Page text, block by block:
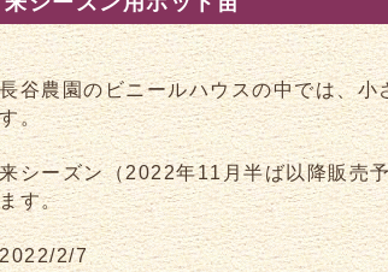
長谷農園のビニールハウスの中では、
す。
来シーズン（2022年11月半ば以降販売
ます。
2022/2/7